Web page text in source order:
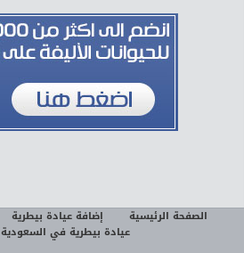
الصفحة الرئيسية إضافة عيادة بيطرية
عيادة بيطرية في السعودية